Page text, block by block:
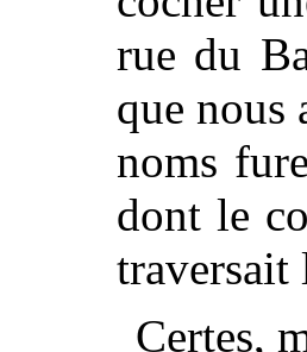
rue du
que nous
noms
dont le
traversait
Certes,